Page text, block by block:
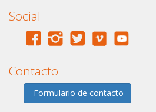
Social
Contacto
Formulario de contacto